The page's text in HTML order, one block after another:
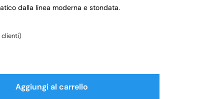
dalla linea moderna e stondata.
clienti)
Aggiungi al carrello